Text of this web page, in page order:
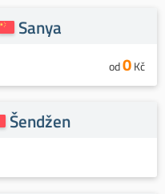
Sanya
od0Kč
Šendžen